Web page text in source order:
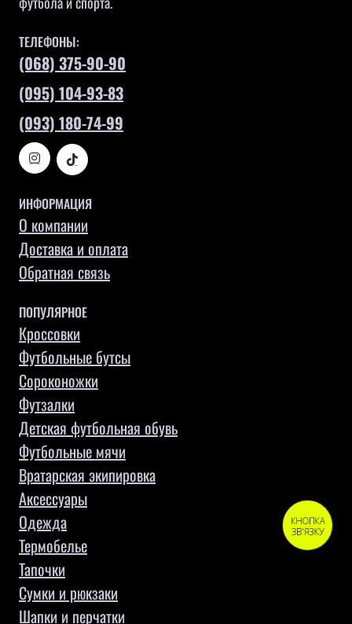
ТЕЛЕФОНЫ:
(068) 375-90-90
(095) 104-93-83
(093) 180-74-99
ИНФОРМАЦИЯ
О компании
Доставка и оплата
Обратная связь
ПОПУЛЯРНОЕ
Кроссовки
Футбольные бутсы
Сороконожки
Футзалки
Детская футбольная обувь
Футбольные мячи
Вратарская экипировка
Аксессуары
Одежда
Термобелье
Тапочки
Сумки и рюкзаки
Шапки и перчатки
КНОПКА
ЗВ'ЯЗКУ